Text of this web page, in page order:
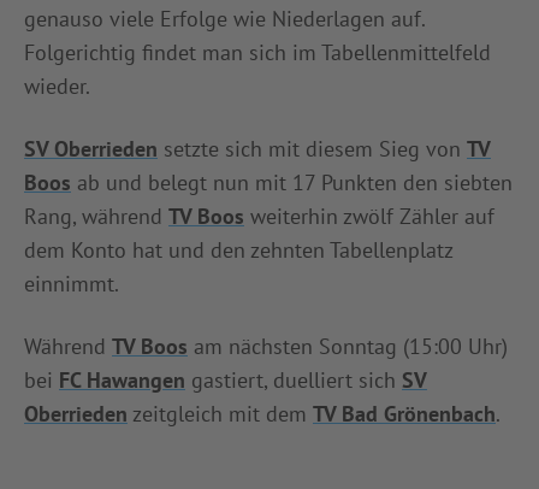
genauso viele Erfolge wie Niederlagen auf.
Folgerichtig findet man sich im Tabellenmittelfeld
wieder.
SV Oberrieden setzte sich mit diesem Sieg von TV
Boos ab und belegt nun mit 17 Punkten den siebten
Rang, während TV Boos weiterhin zwölf Zähler auf
dem Konto hat und den zehnten Tabellenplatz
einnimmt.
Während TV Boos am nächsten Sonntag (15:00 Uhr)
bei FC Hawangen gastiert, duelliert sich SV
Oberrieden zeitgleich mit dem TV Bad Grönenbach.